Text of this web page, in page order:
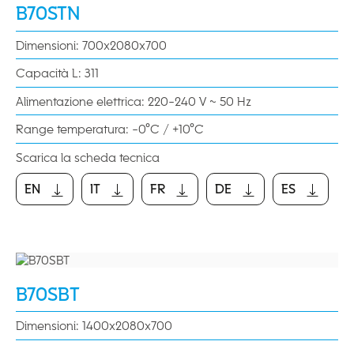
B70STN
Dimensioni: 700x2080x700
Capacità L: 311
Alimentazione elettrica: 220-240 V ~ 50 Hz
Range temperatura: -0°C / +10°C
Scarica la scheda tecnica
EN
EN
IT
IT
FR
FR
DE
DE
ES
ES
B70SBT
Dimensioni: 1400x2080x700